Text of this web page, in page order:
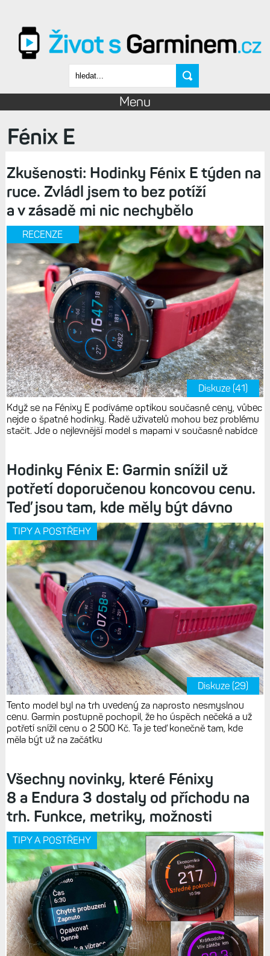
Vyhledávání
Menu
Fénix E
Zkušenosti: Hodinky Fénix E týden na
ruce. Zvládl jsem to bez potíží
a v zásadě mi nic nechybělo
RECENZE
Diskuze (41)
Když se na Fénixy E podíváme optikou současné ceny, vůbec
nejde o špatné hodinky. Řadě uživatelů mohou bez problému
stačit. Jde o nejlevnější model s mapami v současné nabídce
Hodinky Fénix E: Garmin snížil už
potřetí doporučenou koncovou cenu.
Teď jsou tam, kde měly být dávno
TIPY A POSTŘEHY
Diskuze (29)
Tento model byl na trh uvedený za naprosto nesmyslnou
cenu. Garmin postupně pochopil, že ho úspěch nečeká a už
potřetí snížil cenu o 2 500 Kč. Ta je teď konečně tam, kde
měla být už na začátku
Všechny novinky, které Fénixy
8 a Endura 3 dostaly od příchodu na
trh. Funkce, metriky, možnosti
TIPY A POSTŘEHY